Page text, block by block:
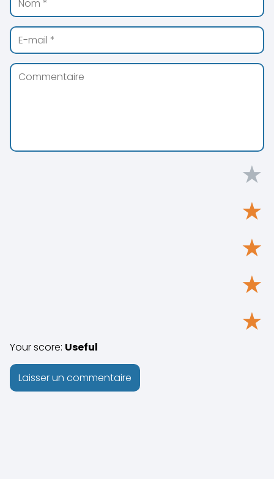
★
★
★
★
★
Your score: Useful